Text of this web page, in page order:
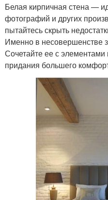
Белая кирпичная стена —
фотографий и других
пытайтесь скрыть
Именно в несовершенстве
Сочетайте ее с элементами
придания большего